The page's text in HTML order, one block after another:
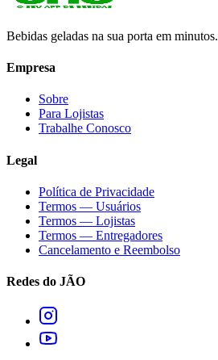
Bebidas geladas na sua porta em minutos.
Empresa
Sobre
Para Lojistas
Trabalhe Conosco
Legal
Política de Privacidade
Termos — Usuários
Termos — Lojistas
Termos — Entregadores
Cancelamento e Reembolso
Redes do JÃO